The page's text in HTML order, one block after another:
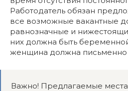
Работодатель обязан
все возможные вакантные
равнозначные и
них должна быть
женщина должна письменно
Важно! Предлагаемые